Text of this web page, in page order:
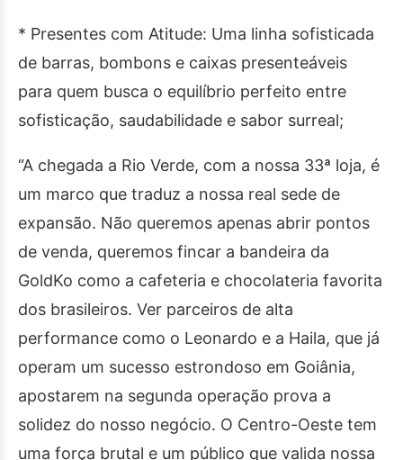
* Presentes com Atitude: Uma linha sofisticada
de barras, bombons e caixas presenteáveis
para quem busca o equilíbrio perfeito entre
sofisticação, saudabilidade e sabor surreal;
“A chegada a Rio Verde, com a nossa 33ª loja, é
um marco que traduz a nossa real sede de
expansão. Não queremos apenas abrir pontos
de venda, queremos fincar a bandeira da
GoldKo como a cafeteria e chocolateria favorita
dos brasileiros. Ver parceiros de alta
performance como o Leonardo e a Haila, que já
operam um sucesso estrondoso em Goiânia,
apostarem na segunda operação prova a
solidez do nosso negócio. O Centro-Oeste tem
uma força brutal e um público que valida nossa